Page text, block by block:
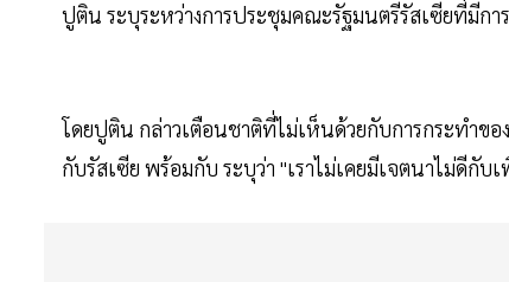
ปูติน ระบุระหว่างการประชุมคณะรัฐมนตรีรัสเซียที่มีก
โดยปูติน กล่าวเตือนชาติที่ไม่เห็นด้วยกับการกระทำขอ
กับรัสเซีย พร้อมกับ ระบุว่า "เราไม่เคยมีเจตนาไม่ดีกับ